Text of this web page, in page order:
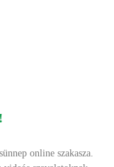
online szakasza.